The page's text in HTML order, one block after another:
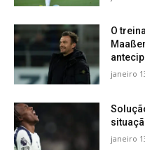
O
janeiro
janeiro